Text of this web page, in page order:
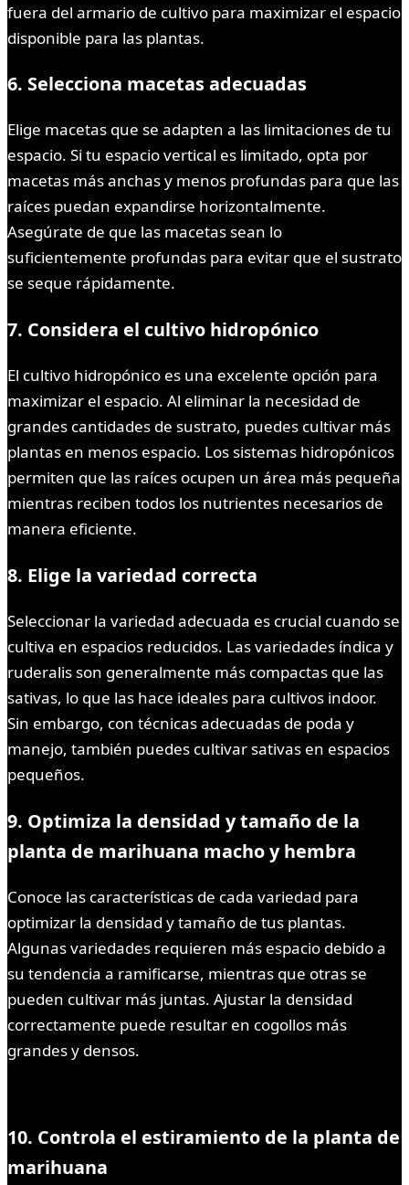
fuera del armario de cultivo para maximizar el espacio
disponible para las plantas.
6. Selecciona macetas adecuadas
Elige macetas que se adapten a las limitaciones de tu
espacio. Si tu espacio vertical es limitado, opta por
macetas más anchas y menos profundas para que las
raíces puedan expandirse horizontalmente.
Asegúrate de que las macetas sean lo
suficientemente profundas para evitar que el sustrato
se seque rápidamente.
7. Considera el cultivo hidropónico
El cultivo hidropónico es una excelente opción para
maximizar el espacio. Al eliminar la necesidad de
grandes cantidades de sustrato, puedes cultivar más
plantas en menos espacio. Los sistemas hidropónicos
permiten que las raíces ocupen un área más pequeña
mientras reciben todos los nutrientes necesarios de
manera eficiente.
8. Elige la variedad correcta
Seleccionar la variedad adecuada es crucial cuando se
cultiva en espacios reducidos. Las variedades índica y
ruderalis son generalmente más compactas que las
sativas, lo que las hace ideales para cultivos indoor.
Sin embargo, con técnicas adecuadas de poda y
manejo, también puedes cultivar sativas en espacios
pequeños.
9. Optimiza la densidad y tamaño de la
planta de marihuana macho y hembra
Conoce las características de cada variedad para
optimizar la densidad y tamaño de tus plantas.
Algunas variedades requieren más espacio debido a
su tendencia a ramificarse, mientras que otras se
pueden cultivar más juntas. Ajustar la densidad
correctamente puede resultar en cogollos más
grandes y densos.
10. Controla el estiramiento de la planta de
marihuana